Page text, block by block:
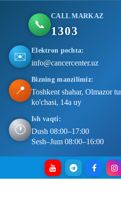
📞
CALL MARKAZ
1303
✉️ Elektron pochta:
info@cancercenter.uz
📍
Bizning manzilimiz:
Toshkent shahar, Olmazor
ko'chasi, 14a uy
🕐
Ish vaqti:
Dush 08:00–17:00
Sesh–Jum 08:00–16:00